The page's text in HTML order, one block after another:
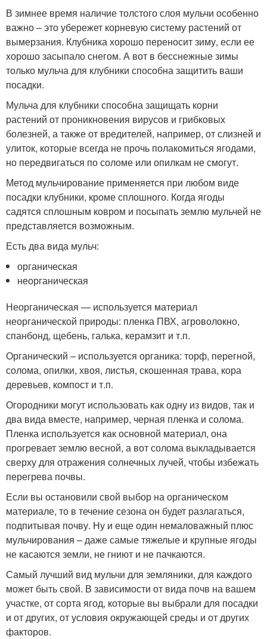
В зимнее время наличие толстого слоя мульчи особенно
важно – это убережет корневую систему растений от
вымерзания. Клубника хорошо переносит зиму, если ее
хорошо засыпало снегом. А вот в бесснежные зимы
только мульча для клубники способна защитить ваши
посадки.
Мульча для клубники способна защищать корни
растений от проникновения вирусов и грибковых
болезней, а также от вредителей, например, от слизней и
улиток, которые всегда не прочь полакомиться ягодами,
но передвигаться по соломе или опилкам не смогут.
Метод мульчирование применяется при любом виде
посадки клубники, кроме сплошного. Когда ягоды
садятся сплошным ковром и посыпать землю мульчей не
представляется возможным.
Есть два вида мульч:
органическая
неорганическая
Неорганическая — используется материал
неорганической природы: пленка ПВХ, агроволокно,
спанбонд, щебень, галька, керамзит и т.п.
Органический – используется органика: торф, перегной,
солома, опилки, хвоя, листья, скошенная трава, кора
деревьев, компост и т.п.
Огородники могут использовать как одну из видов, так и
два вида вместе, например, черная пленка и солома.
Пленка используется как основной материал, она
прогревает землю весной, а вот солома выкладывается
сверху для отражения солнечных лучей, чтобы избежать
перегрева почвы.
Если вы остановили свой выбор на органическом
материале, то в течение сезона он будет разлагаться,
подпитывая почву. Ну и еще один немаловажный плюс
мульчирования – даже самые тяжелые и крупные ягоды
не касаются земли, не гниют и не пачкаются.
Самый лучший вид мульчи для земляники, для каждого
может быть свой. В зависимости от вида почв на вашем
участке, от сорта ягод, которые вы выбрали для посадки
и от других, от условия окружающей среды и от других
факторов.